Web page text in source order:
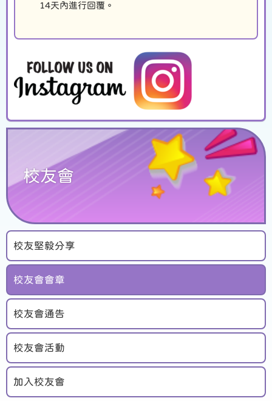
14天內進行回覆。
校友會
校友堅毅分享
校友會會章
校友會通告
校友會活動
加入校友會